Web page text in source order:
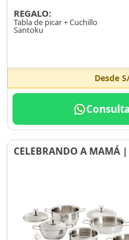
REGALO:
Tabla de picar + Cuchillo
Santoku
Desde
CELEBRANDO A MAMÁ